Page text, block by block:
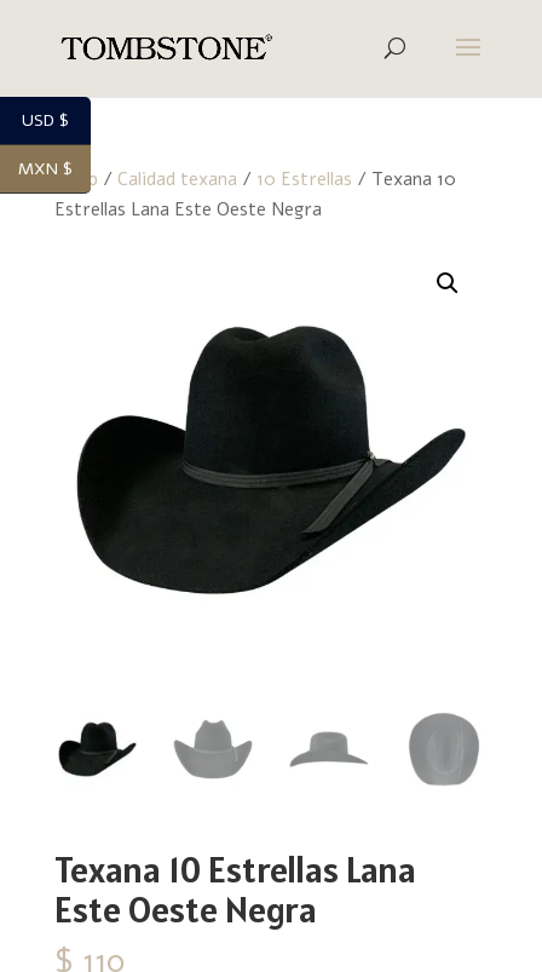
Inicio / Calidad texana / 10 Estrellas / Texana 10
Estrellas Lana Este Oeste Negra
Texana 10 Estrellas Lana
Este Oeste Negra
$ 110
USD $
MXN $